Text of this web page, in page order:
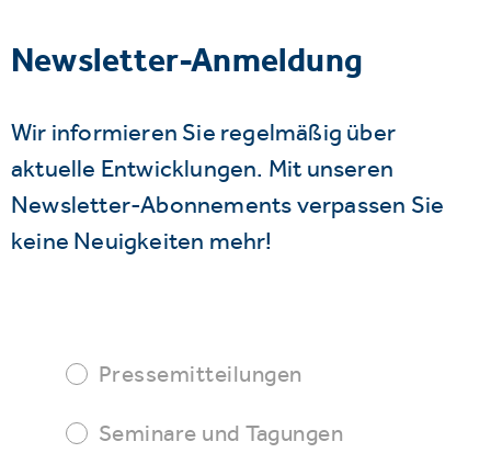
Newsletter-Anmeldung
Wir informieren Sie regelmäßig über
aktuelle Entwicklungen. Mit unseren
Newsletter-Abonnements verpassen Sie
keine Neuigkeiten mehr!
Pressemitteilungen
Seminare und Tagungen